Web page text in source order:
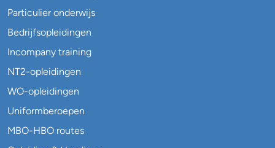
Particulier onderwijs
Bedrijfsopleidingen
Incompany training
NT2-opleidingen
WO-opleidingen
Uniformberoepen
MBO-HBO routes